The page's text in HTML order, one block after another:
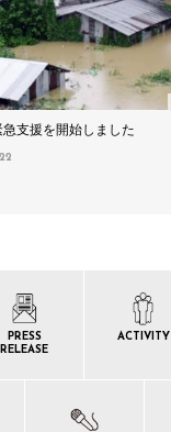
支援を開始しました
PRESS
RELEASE
ACTIVITY